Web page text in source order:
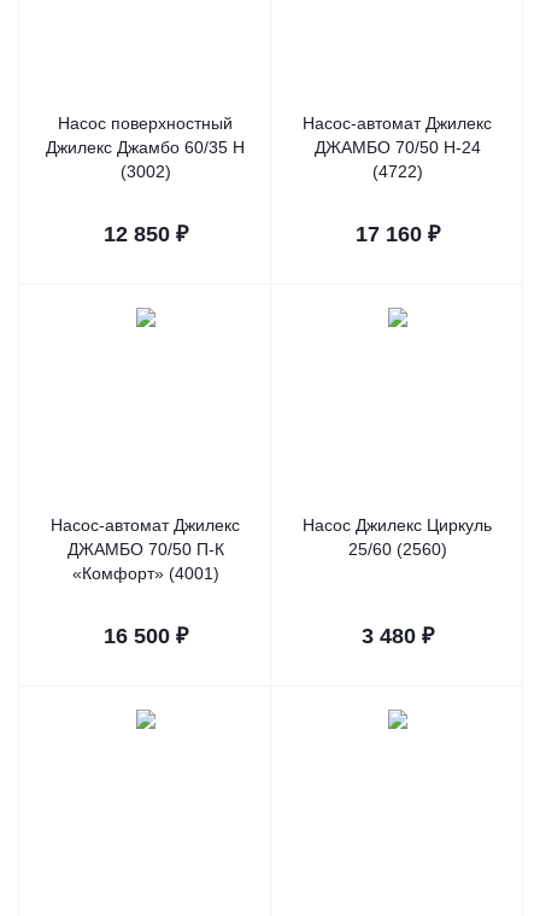
Насос поверхностный
Джилекс Джамбо 60/35 Н
(3002)
12 850₽
Насос-автомат Джилекс
ДЖАМБО 70/50 Н-24
(4722)
17 160₽
Насос-автомат Джилекс
ДЖАМБО 70/50 П-К
«Комфорт» (4001)
16 500₽
Насос Джилекс Циркуль
25/60 (2560)
3 480₽